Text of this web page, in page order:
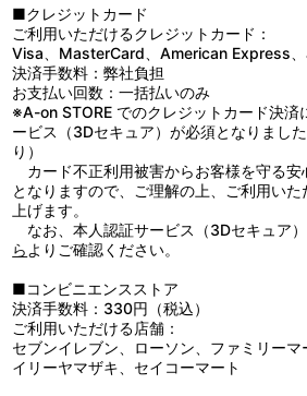
はケガをしないようご注意ください。
●素材の特性上、傷がつきやすいので取り
さい。
■クレジットカード
ご利用いただけるクレジットカード：
Visa、MasterCard、American Express
決済手数料：弊社負担
お支払い回数：一括払いのみ
※A-on STORE でのクレジットカード決済
ービス（3Dセキュア）が必須となりまし
り）
カード不正利用被害からお客様を守る安
となりますので、ご理解の上、ご利用い
上げます。
なお、本人認証サービス（3Dセキュア
ら よりご確認ください。
■コンビニエンスストア
決済手数料：330円（税込）
ご利用いただける店舗：
セブンイレブン、ローソン、ファミリー
イリーヤマザキ、セイコーマート